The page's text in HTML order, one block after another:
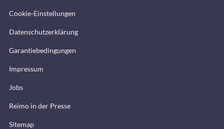
Cookie-Einstellungen
Datenschutzerklärung
Garantiebedingungen
Impressum
Jobs
Reimo in der Presse
Sitemap